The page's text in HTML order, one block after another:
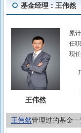
基金经理：王伟然
王伟然
累
任
现
王伟然管理过的基金